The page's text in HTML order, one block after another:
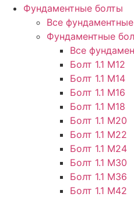
Фундаментные болты
Все
Фундаментные
Все
Болт 1.1 М12
Болт 1.1 М14
Болт 1.1 М16
Болт 1.1 М18
Болт 1.1 М20
Болт 1.1 М22
Болт 1.1 М24
Болт 1.1 М30
Болт 1.1 М36
Болт 1.1 М42